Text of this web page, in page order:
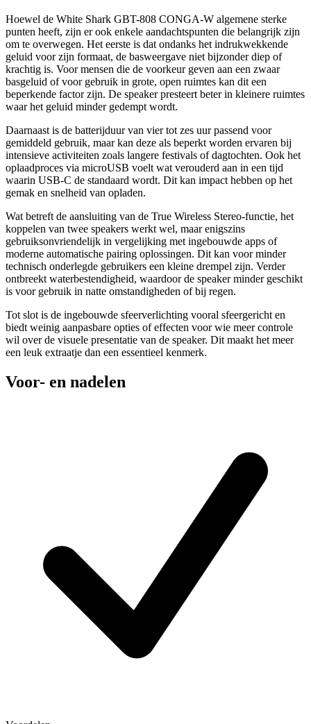
Hoewel de White Shark GBT-808 CONGA-W algemene sterke
punten heeft, zijn er ook enkele aandachtspunten die belangrijk zijn
om te overwegen. Het eerste is dat ondanks het indrukwekkende
geluid voor zijn formaat, de basweergave niet bijzonder diep of
krachtig is. Voor mensen die de voorkeur geven aan een zwaar
basgeluid of voor gebruik in grote, open ruimtes kan dit een
beperkende factor zijn. De speaker presteert beter in kleinere ruimtes
waar het geluid minder gedempt wordt.
Daarnaast is de batterijduur van vier tot zes uur passend voor
gemiddeld gebruik, maar kan deze als beperkt worden ervaren bij
intensieve activiteiten zoals langere festivals of dagtochten. Ook het
oplaadproces via microUSB voelt wat verouderd aan in een tijd
waarin USB-C de standaard wordt. Dit kan impact hebben op het
gemak en snelheid van opladen.
Wat betreft de aansluiting van de True Wireless Stereo-functie, het
koppelen van twee speakers werkt wel, maar enigszins
gebruiksonvriendelijk in vergelijking met ingebouwde apps of
moderne automatische pairing oplossingen. Dit kan voor minder
technisch onderlegde gebruikers een kleine drempel zijn. Verder
ontbreekt waterbestendigheid, waardoor de speaker minder geschikt
is voor gebruik in natte omstandigheden of bij regen.
Tot slot is de ingebouwde sfeerverlichting vooral sfeergericht en
biedt weinig aanpasbare opties of effecten voor wie meer controle
wil over de visuele presentatie van de speaker. Dit maakt het meer
een leuk extraatje dan een essentieel kenmerk.
Voor- en nadelen